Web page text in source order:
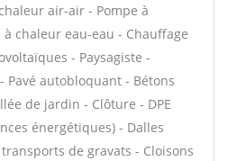
air-air - Pompe à
chaleur eau-eau - Chauffage
- Paysagiste -
Pavé autobloquant - Bétons
de jardin - Clôture - DPE
énergétiques) - Dalles
de gravats - Cloisons